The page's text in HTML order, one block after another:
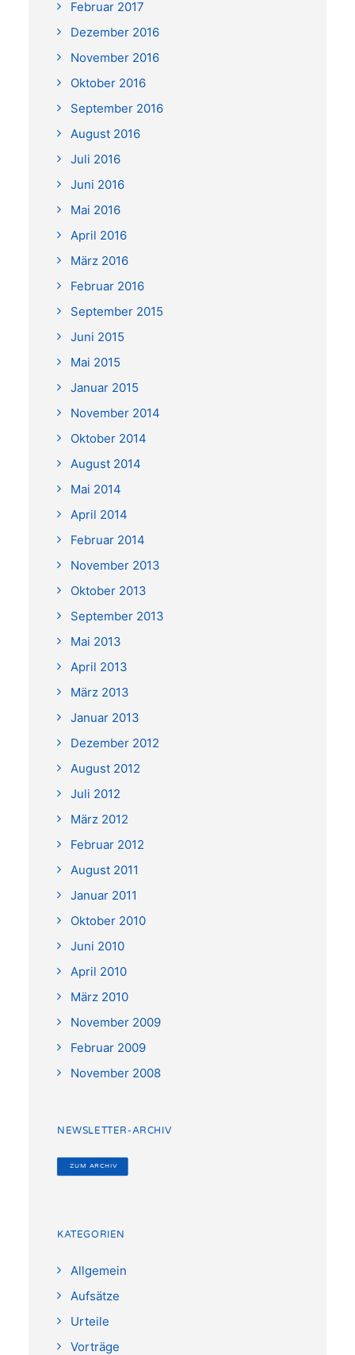
Februar 2017
Dezember 2016
November 2016
Oktober 2016
September 2016
August 2016
Juli 2016
Juni 2016
Mai 2016
April 2016
März 2016
Februar 2016
September 2015
Juni 2015
Mai 2015
Januar 2015
November 2014
Oktober 2014
August 2014
Mai 2014
April 2014
Februar 2014
November 2013
Oktober 2013
September 2013
Mai 2013
April 2013
März 2013
Januar 2013
Dezember 2012
August 2012
Juli 2012
März 2012
Februar 2012
August 2011
Januar 2011
Oktober 2010
Juni 2010
April 2010
März 2010
November 2009
Februar 2009
November 2008
NEWSLETTER-ARCHIV
ZUM ARCHIV
KATEGORIEN
Allgemein
Aufsätze
Urteile
Vorträge